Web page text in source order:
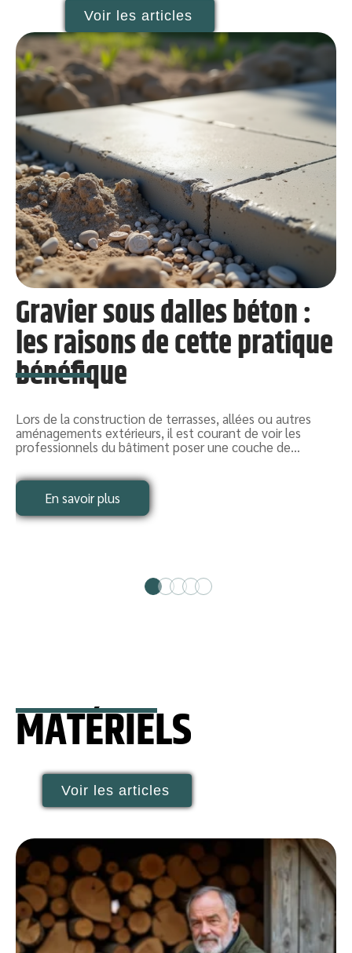
Voir les articles
Gravier sous dalles béton :
les raisons de cette pratique
bénéfique
Lors de la construction de terrasses, allées ou autres
aménagements extérieurs, il est courant de voir les
professionnels du bâtiment poser une couche de…
En savoir plus
MATÉRIELS
Voir les articles